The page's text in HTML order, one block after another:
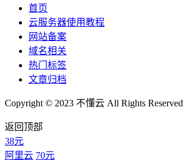
首页
云服务器使用教程
网站备案
域名相关
热门标签
文章归档
Copyright © 2023 不懂云 All Rights Reserved
返回顶部
38元
阿里云 70元